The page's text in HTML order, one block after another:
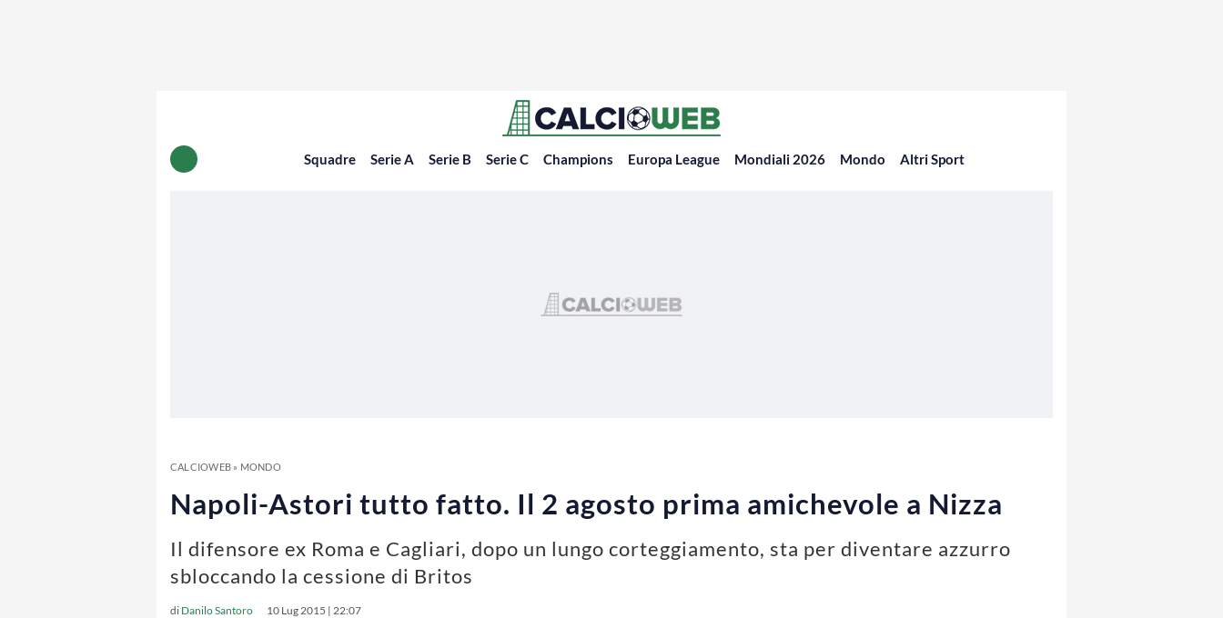
Squadre Serie A Serie B Serie C Champions Europa League Mondiali 2026 Mondo Altri Sport
CALCIOWEB» MONDO
Napoli-Astori tutto fatto. Il 2 agosto prima amichevole a Nizza
Il difensore ex Roma e Cagliari, dopo un lungo corteggiamento, sta per diventare azzurro
sbloccando la cessione di Britos
di Danilo Santoro 10 Lug 2015 | 22:07